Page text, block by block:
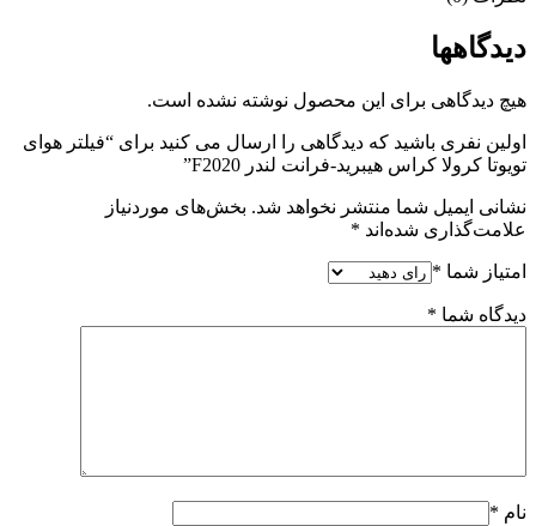
دیدگاهها
هیچ دیدگاهی برای این محصول نوشته نشده است.
اولین نفری باشید که دیدگاهی را ارسال می کنید برای “فیلتر هوای
تویوتا کرولا کراس هیبرید-فرانت لندر F2020”
نشانی ایمیل شما منتشر نخواهد شد. بخش‌های موردنیاز
علامت‌گذاری شده‌اند *
امتیاز شما *
دیدگاه شما *
نام *